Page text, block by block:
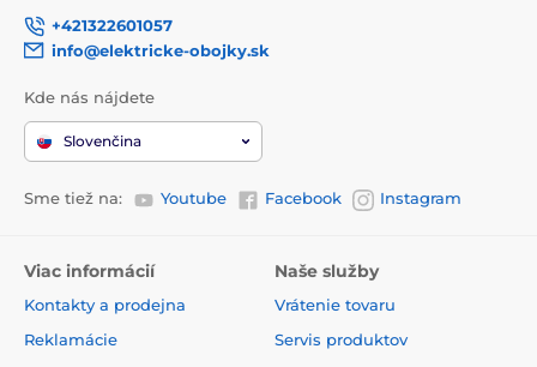
+421322601057
info@elektricke-obojky.sk
Kde nás nájdete
Slovenčina
Sme tiež na: Youtube Facebook Instagram
Viac informácií
Kontakty a prodejna
Reklamácie
Naše služby
Vrátenie tovaru
Servis produktov